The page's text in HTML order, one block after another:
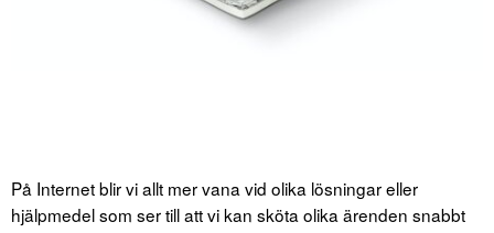
På Internet blir vi allt mer vana vid olika lösningar eller
hjälpmedel som ser till att vi kan sköta olika ärenden snabbt